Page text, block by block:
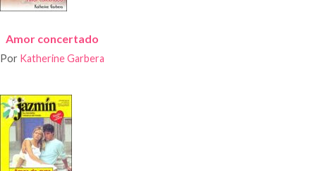
Amor concertado
Por Katherine Garbera